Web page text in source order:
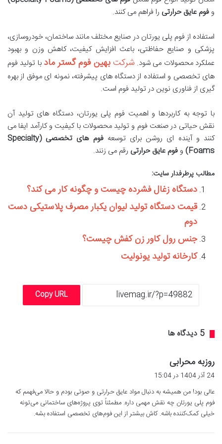
وفوم عایق حرارتی را فراهم می کنند.
استفاده از فوم پلی یورتان در صنایع مختلف مانند ساختمان، خودروسازی،
پزشکی و صنایع حفاظتی، باعث افزایش کیفیت، کاهش وزن و بهبود
عملکرد محصولات می شود. شرکتبهین فوم گستر ماد با تولید فوم
های تخصصی و استفاده از دستگاه های پیشرفته، نمونه ای موفق از بهره
گیری از فناوری نوین در تولید فوم است.
با توجه به کاربردها و اهمیت فوم پلی یورتان، دستگاه های تولید آن
نقش حیاتی در صنعت فوم و تولید محصولات با کیفیت و کارآمد ایفا می
کنند و آینده ای روشن برای توسعه
فوم های تخصصی (Specialty
Foams) وفوم عایق حرارتی رقم می زنند.
مطالب پرطرفدار سایت:
دستگاه زغال فشرده چیست و چگونه کار می کند؟
قیمت دستگاه تولید لیوان یکبار مصرف پلاستیکی دست
دوم
جنس رول کاور زن کفش چیست؟
کارخانه تولید یونولیت
Copy URL
‫5 دیدگاه ها
روزبه محرابی
ف
:
24 آذر 1404 در 15:04
عالی بود! من همیشه به دنبال مواد عایق حرارتی و صوتی بودم و حالا می‌فهمم که
فوم پلی یورتان چه نقش مهمی داره. مطمئناً توی پروژه‌های ساختمانی می‌تونه
خیلی کمک‌کننده باشه. کاش بیشتر از این فوم‌های تخصصی استفاده بشه.